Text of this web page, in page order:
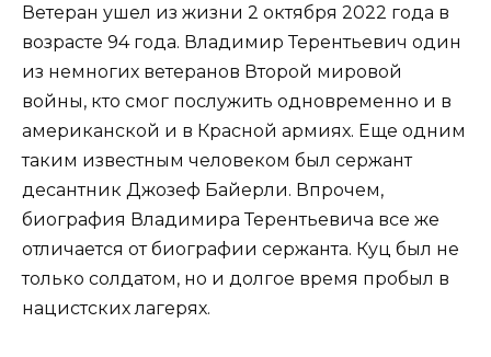
Ветеран ушел из жизни 2 октября 2022 года в
возрасте 94 года. Владимир Терентьевич один
из немногих ветеранов Второй мировой
войны, кто смог послужить одновременно и в
американской и в Красной армиях. Еще одним
таким известным человеком был сержант
десантник Джозеф Байерли. Впрочем,
биография Владимира Терентьевича все же
отличается от биографии сержанта. Куц был не
только солдатом, но и долгое время пробыл в
нацистских лагерях.